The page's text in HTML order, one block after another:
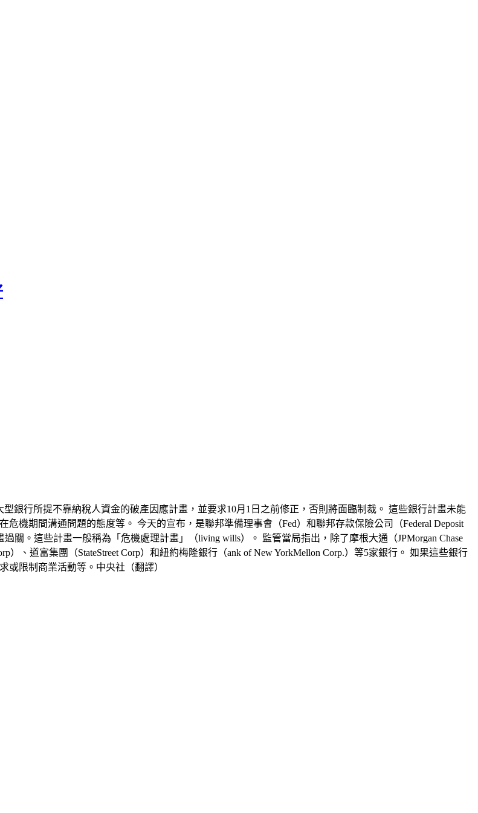
銀行所提不靠納稅人資金的破產因應計畫，並要求10月1日之前修正，否則將面臨制裁。 這些銀行計畫未能
機期間溝通問題的態度等。 今天的宣布，是聯邦準備理事會（Fed）和聯邦存款保險公司（Federal Deposit
關。這些計畫一般稱為「危機處理計畫」（living wills）。 監管當局指出，除了摩根大通（JPMorgan Chase
）、道富集團（StateStreet Corp）和紐約梅隆銀行（ank of New YorkMellon Corp.）等5家銀行。 如果這些銀行
或限制商業活動等。中央社（翻譯）